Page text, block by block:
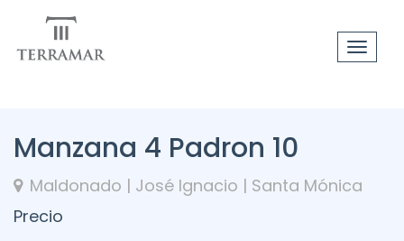
Toggle
Manzana 4 Padron 10
Maldonado | José Ignacio | Santa Mónica
Precio